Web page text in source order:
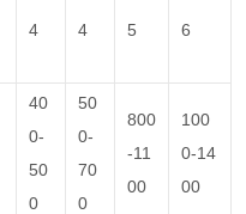
4 4 5 6
40
0-
50
0
50
0-
70
0
800
-11
00
100
0-14
00